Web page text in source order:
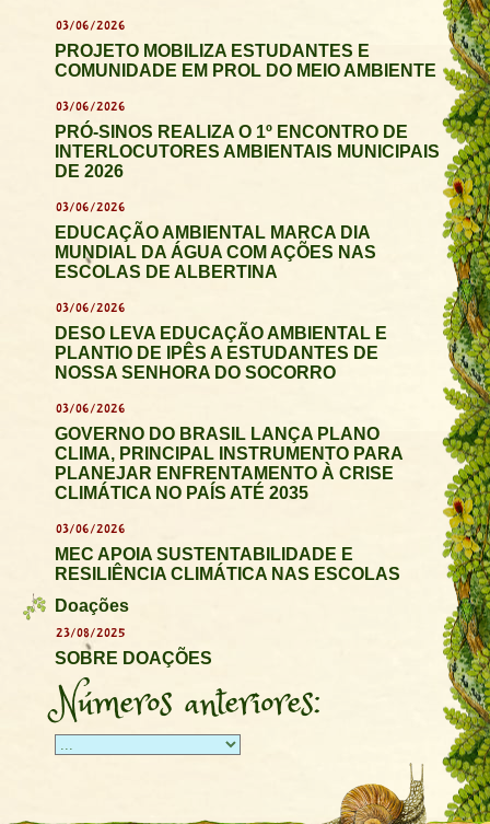
03/06/2026
PROJETO MOBILIZA ESTUDANTES E
COMUNIDADE EM PROL DO MEIO AMBIENTE
03/06/2026
PRÓ-SINOS REALIZA O 1º ENCONTRO DE
INTERLOCUTORES AMBIENTAIS MUNICIPAIS
DE 2026
03/06/2026
EDUCAÇÃO AMBIENTAL MARCA DIA
MUNDIAL DA ÁGUA COM AÇÕES NAS
ESCOLAS DE ALBERTINA
03/06/2026
DESO LEVA EDUCAÇÃO AMBIENTAL E
PLANTIO DE IPÊS A ESTUDANTES DE
NOSSA SENHORA DO SOCORRO
03/06/2026
GOVERNO DO BRASIL LANÇA PLANO
CLIMA, PRINCIPAL INSTRUMENTO PARA
PLANEJAR ENFRENTAMENTO À CRISE
CLIMÁTICA NO PAÍS ATÉ 2035
03/06/2026
MEC APOIA SUSTENTABILIDADE E
RESILIÊNCIA CLIMÁTICA NAS ESCOLAS
Doações
23/08/2025
SOBRE DOAÇÕES
Números anteriores: